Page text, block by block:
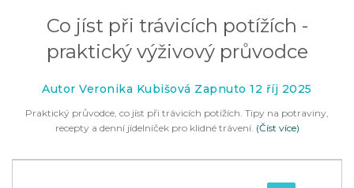
Co jíst při trávicích potížích -
praktický výživový průvodce
Autor Veronika Kubišová Zapnuto 12 říj 2025
Praktický průvodce, co jíst při trávicích potížích. Tipy na potraviny,
recepty a denní jídelníček pro klidné trávení. (Číst více)